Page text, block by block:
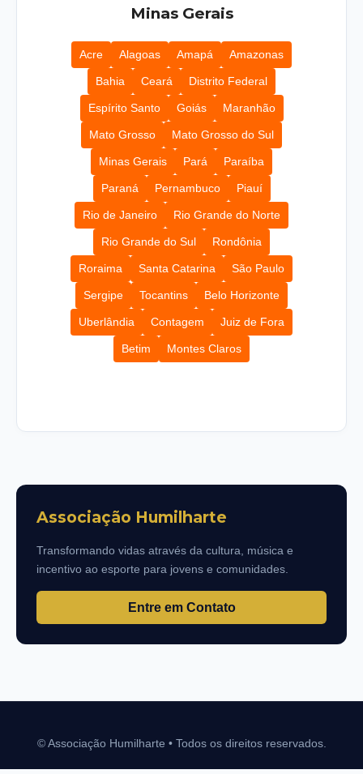
Minas Gerais
Acre Alagoas Amapá Amazonas
Bahia Ceará Distrito Federal
Espírito Santo Goiás Maranhão
Mato Grosso Mato Grosso do Sul
Minas Gerais Pará Paraíba
Paraná Pernambuco Piauí
Rio de Janeiro Rio Grande do Norte
Rio Grande do Sul Rondônia
Roraima Santa Catarina São Paulo
Sergipe Tocantins Belo Horizonte
Uberlândia Contagem Juiz de Fora
Betim Montes Claros
Associação Humilharte
Transformando vidas através da cultura, música e
incentivo ao esporte para jovens e comunidades.
Entre em Contato
© Associação Humilharte • Todos os direitos reservados.